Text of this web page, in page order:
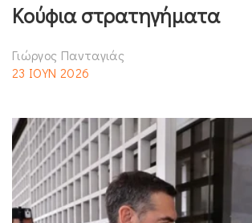
Κούφια στρατηγήματα
Γιώργος Πανταγιάς
23 ΙΟΥΝ 2026